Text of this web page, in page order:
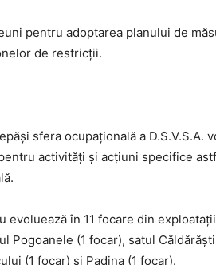
pentru adoptarea planului de
de restricții.
sfera ocupațională a D.S.V.S.A.
activități și acțiuni specifice
evoluează în 11 focare din
Pogoanele (1 focar), satul
(1 focar) și Padina (1 focar).